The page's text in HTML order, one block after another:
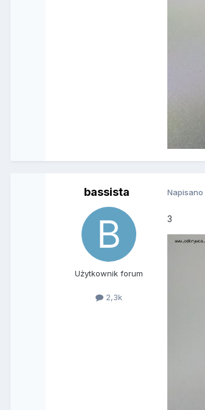
bassista
Użytkownik forum
2,3k
Napisano
3